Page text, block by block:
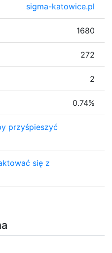
sigma-katowice.pl
1680
272
2
0.74%
przyśpieszyć
się z